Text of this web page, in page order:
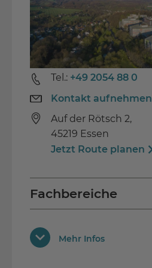
Tel.: +49 2054 88 0
Kontakt aufnehmen
Auf der Rötsch 2,
45219 Essen
Jetzt Route planen
Fachbereiche
Reha)
Ausstattung
Mehr Infos